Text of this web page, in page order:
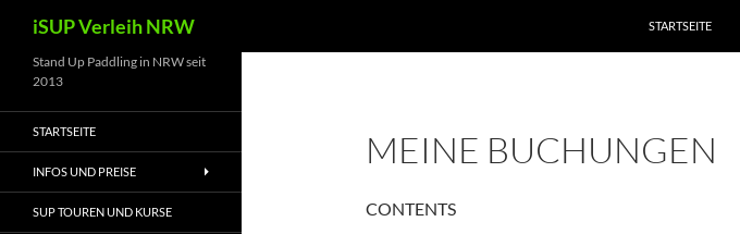
Zum
Inhalt
springen
iSUP Verleih NRW STARTSEITE
MEINE BUCHUNGEN
CONTENTS
Stand Up Paddling in NRW seit
2013
STARTSEITE
INFOS UND PREISE
SUP TOUREN UND KURSE